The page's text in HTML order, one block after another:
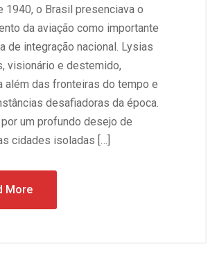
1940, o Brasil presenciava o
da aviação como importante
de integração nacional. Lysias
visionário e destemido,
além das fronteiras do tempo e
desafiadoras da época.
um profundo desejo de
cidades isoladas […]
More